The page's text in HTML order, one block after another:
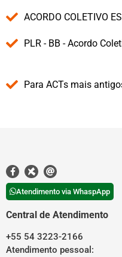
ACORDO COLETIVO
PLR - BB - Acordo
Para ACTs mais
Atendimento via WhaspApp
Central de Atendimento
+55 54 3223-2166
Atendimento pessoal: